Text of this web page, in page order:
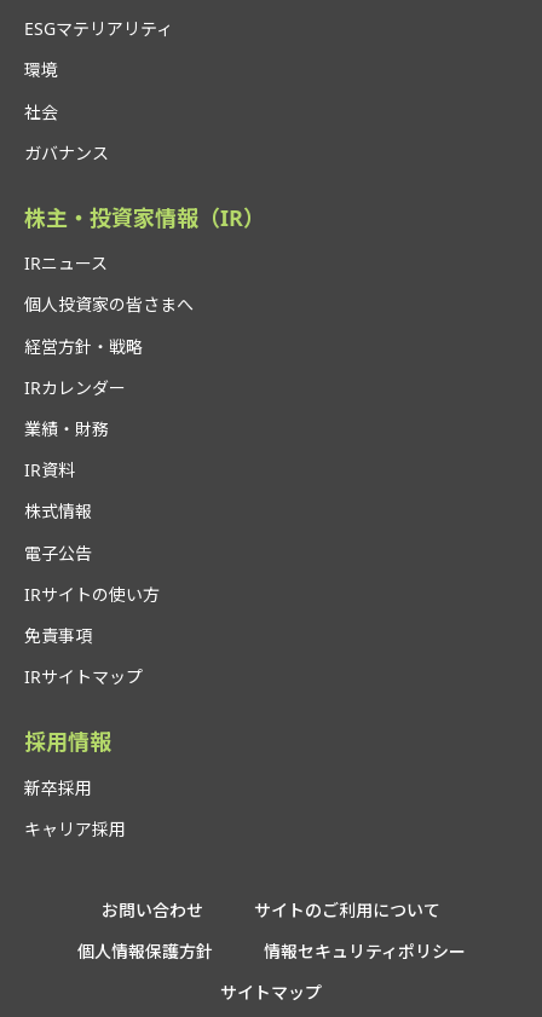
ESGマテリアリティ
環境
社会
ガバナンス
株主・投資家情報（IR）
IRニュース
個人投資家の皆さまへ
経営方針・戦略
IRカレンダー
業績・財務
IR資料
株式情報
電子公告
IRサイトの使い方
免責事項
IRサイトマップ
採用情報
新卒採用
キャリア採用
お問い合わせ
サイトのご利用について
個人情報保護方針
情報セキュリティポリシー
サイトマップ